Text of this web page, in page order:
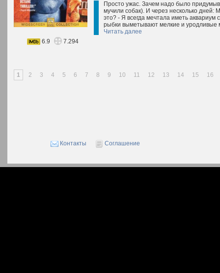
Просто ужас. Зачем надо было
мучили собак). И через несколько дней:
это? - Я всегда мечтала иметь
рыбки выметывают мелкие и уродливые
Читать далее
6.9
7.294
1 2 3 4 5 6 7 8 9 10 11 12 13 14 15 16
Контакты Соглашение